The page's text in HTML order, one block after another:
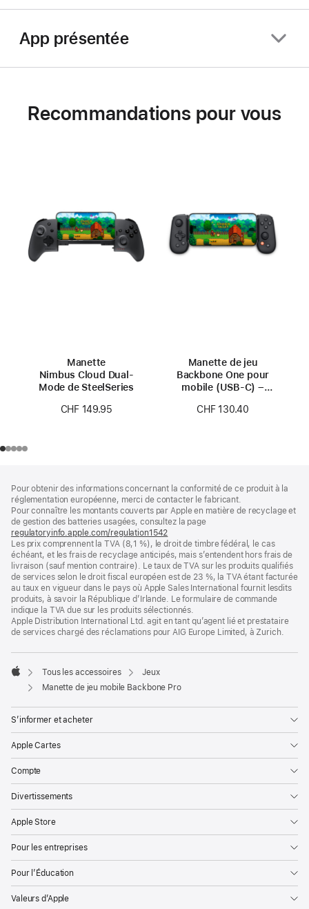
App présentée
Recommandations pour vous
Manette
Nimbus Cloud Dual-
Mode de SteelSeries
CHF 149.95
Manette de jeu
Backbone One pour
mobile (USB-C) –
CHF 130.40
de
page
de
bas
de
page
Pour obtenir des informations concernant la conformité de ce produit à la
réglementation européenne, merci de contacter le fabricant.
Pour connaître les montants couverts par Apple en matière de recyclage et
de gestion des batteries usagées, consultez la page
regulatoryinfo.apple.com/regulation1542
dans
une
nouvelle
fenêtre)
Les prix comprennent la TVA (8,1 %), le droit de timbre fédéral, le cas
échéant, et les frais de recyclage anticipés, mais s’entendent hors frais de
livraison (sauf mention contraire). Le taux de TVA sur les produits qualifiés
de services selon le droit fiscal européen est de 23 %, la TVA étant facturée
au taux en vigueur dans le pays où Apple Sales International fournit lesdits
produits, à savoir la République d’Irlande. Le formulaire de commande
indique la TVA due sur les produits sélectionnés.
Apple Distribution International Ltd. agit en tant qu’agent lié et prestataire
de services chargé des réclamations pour AIG Europe Limited, à Zurich.
Apple
Tous les accessoires
Jeux
Manette de jeu mobile Backbone Pro
S’informer et acheter
Apple Cartes
Compte
Divertissements
Apple Store
Pour les entreprises
Pour l’Éducation
Valeurs d’Apple